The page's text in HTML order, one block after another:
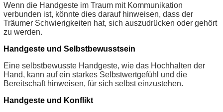
Wenn die Handgeste im Traum mit Kommunikation
verbunden ist, könnte dies darauf hinweisen, dass der
Träumer Schwierigkeiten hat, sich auszudrücken oder gehört
zu werden.
Handgeste und Selbstbewusstsein
Eine selbstbewusste Handgeste, wie das Hochhalten der
Hand, kann auf ein starkes Selbstwertgefühl und die
Bereitschaft hinweisen, für sich selbst einzustehen.
Handgeste und Konflikt